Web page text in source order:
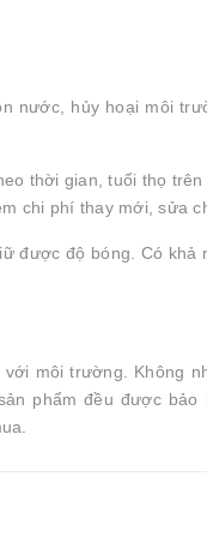
nước, hủy hoại môi
thời gian, tuổi thọ
chi phí thay mới, sửa
được độ bóng. Có khả
môi trường. Không
phẩm đều được bảo